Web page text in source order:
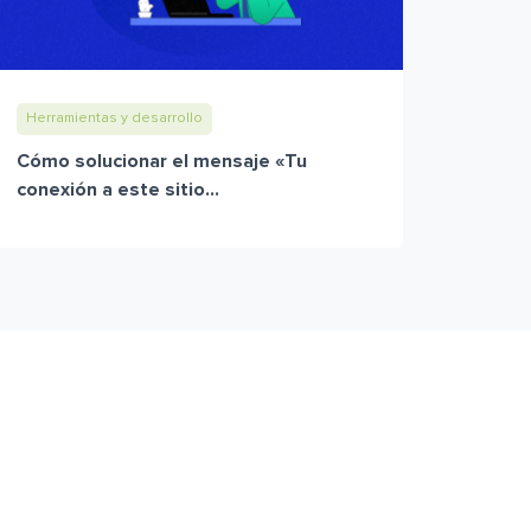
Herramientas y desarrollo
Cómo solucionar el mensaje «Tu
conexión a este sitio...